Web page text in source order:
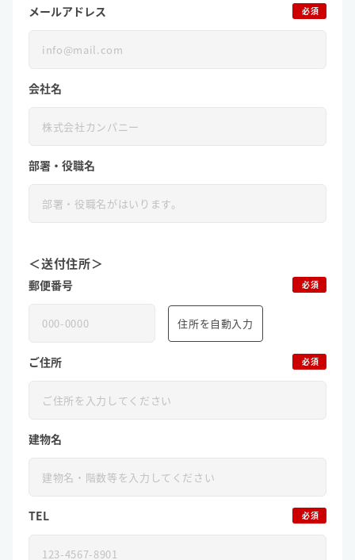
メールアドレス
必須
会社名
部署・役職名
＜送付住所＞
郵便番号 必須
住所を自動入力
ご住所 必須
建物名
TEL 必須